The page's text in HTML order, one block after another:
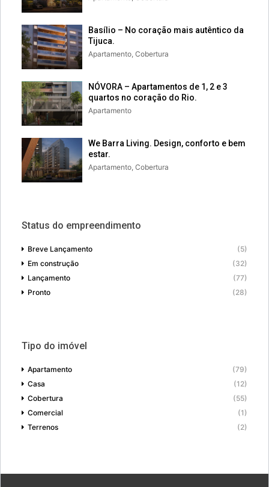
Basílio – No coração mais autêntico da
Tijuca.
Apartamento, Cobertura
NÓVORA – Apartamentos de 1, 2 e 3
quartos no coração do Rio.
Apartamento
We Barra Living. Design, conforto e bem
estar.
Apartamento, Cobertura
Status do empreendimento
Breve Lançamento
(5)
Em construção
(32)
Lançamento
(77)
Pronto
(28)
Tipo do imóvel
Apartamento
(79)
Casa
(12)
Cobertura
(55)
Comercial
(1)
Terrenos
(2)